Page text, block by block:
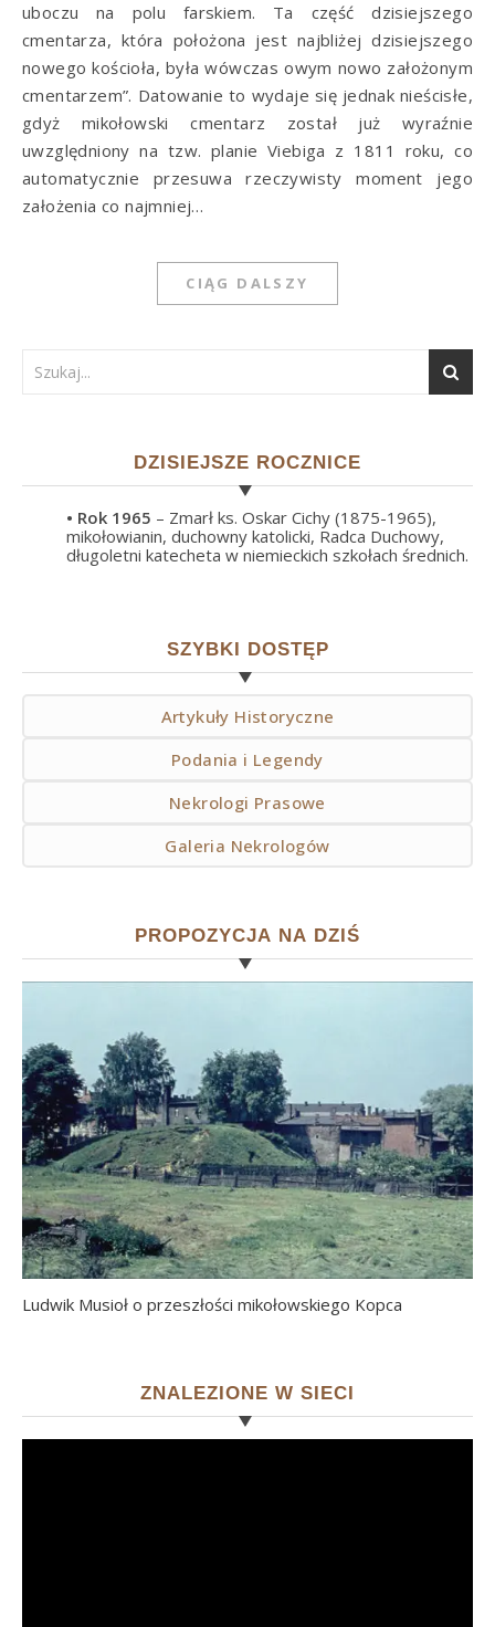
uboczu na polu farskiem. Ta część dzisiejszego
cmentarza, która położona jest najbliżej dzisiejszego
nowego kościoła, była wówczas owym nowo założonym
cmentarzem”. Datowanie to wydaje się jednak nieścisłe,
gdyż mikołowski cmentarz został już wyraźnie
uwzględniony na tzw. planie Viebiga z 1811 roku, co
automatycznie przesuwa rzeczywisty moment jego
założenia co najmniej…
CIĄG DALSZY
DZISIEJSZE ROCZNICE
• Rok 1965 – Zmarł ks. Oskar Cichy (1875-1965),
mikołowianin, duchowny katolicki, Radca Duchowy,
długoletni katecheta w niemieckich szkołach średnich.
SZYBKI DOSTĘP
Artykuły Historyczne
Podania i Legendy
Nekrologi Prasowe
Galeria Nekrologów
PROPOZYCJA NA DZIŚ
Ludwik Musioł o przeszłości mikołowskiego Kopca
ZNALEZIONE W SIECI